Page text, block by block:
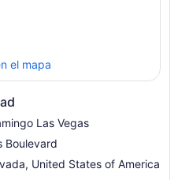
al de un cabaret, que
Las pantallas
para complementar la
una fotografía con las
uno de los espectáculos
el mapa
Las Vegas
Boulevard
United States of America